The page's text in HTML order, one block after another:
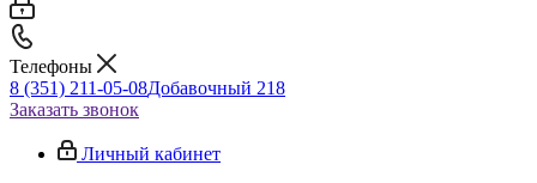
Телефоны
8 (351) 211-05-08Добавочный 218
Заказать звонок
Личный кабинет